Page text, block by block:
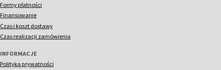
Formy płatności
Finansowanie
Czas i koszt dostawy
Czas realizacji zamówienia
INFORMACJE
Polityka prywatności